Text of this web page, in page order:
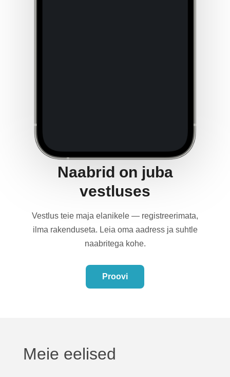
Naabrid on juba
vestluses
Vestlus teie maja elanikele — registreerimata,
ilma rakenduseta. Leia oma aadress ja suhtle
naabritega kohe.
Proovi
Meie eelised